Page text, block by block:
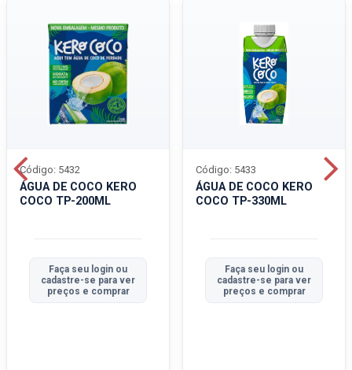
ÁGUA DE COCO KERO
COCO TP-200ML
Código: 5432
Faça seu login ou
cadastre-se para ver
preços e comprar
ÁGUA DE COCO KERO
COCO TP-330ML
Código: 5433
Faça seu login ou
cadastre-se para ver
preços e comprar